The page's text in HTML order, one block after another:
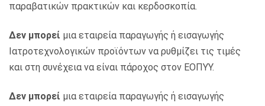
παραβατικών πρακτικών και κερδοσκοπία.
Δεν μπορεί μια εταιρεία παραγωγής ή εισαγωγής
Ιατροτεχνολογικών προϊόντων να ρυθμίζει τις τιμές
και στη συνέχεια να είναι πάροχος στον ΕΟΠΥΥ.
Δεν μπορεί μια εταιρεία παραγωγής ή εισαγωγής